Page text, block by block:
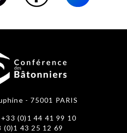
- 75001 PARIS
(0)1 44 41 99 10
(0)1 43 25 12 69